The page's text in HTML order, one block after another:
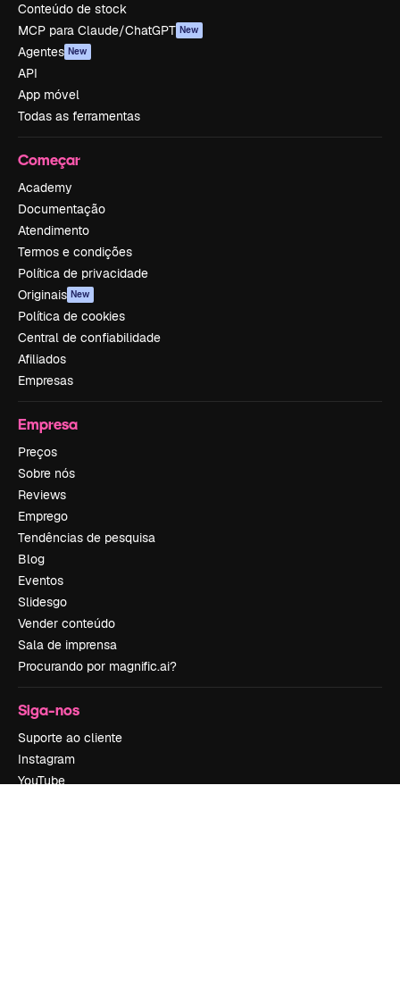
Conteúdo de stock
MCP para Claude/ChatGPT New
Agentes New
API
App móvel
Todas as ferramentas
Começar
Academy
Documentação
Atendimento
Termos e condições
Política de privacidade
Originais New
Política de cookies
Central de confiabilidade
Afiliados
Empresas
Empresa
Preços
Sobre nós
Reviews
Emprego
Tendências de pesquisa
Blog
Eventos
Slidesgo
Vender conteúdo
Sala de imprensa
Procurando por magnific.ai?
Siga-nos
Suporte ao cliente
Instagram
YouTube